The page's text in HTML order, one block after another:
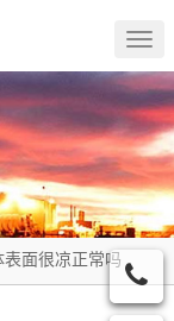
面很凉正常吗